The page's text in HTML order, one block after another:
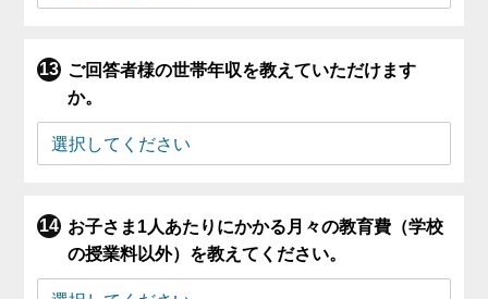
ご回答者様の世帯年収を教えていただけます
か。
お子さま1人あたりにかかる月々の教育費（学校
の授業料以外）を教えてください。